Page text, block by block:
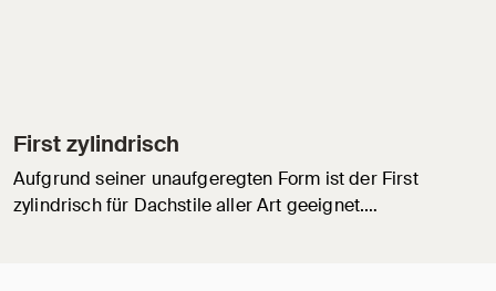
First zylindrisch
Aufgrund seiner unaufgeregten Form ist der First
zylindrisch für Dachstile aller Art geeignet.…